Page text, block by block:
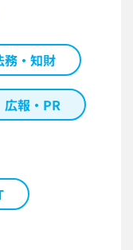
務・知財
広報・PR